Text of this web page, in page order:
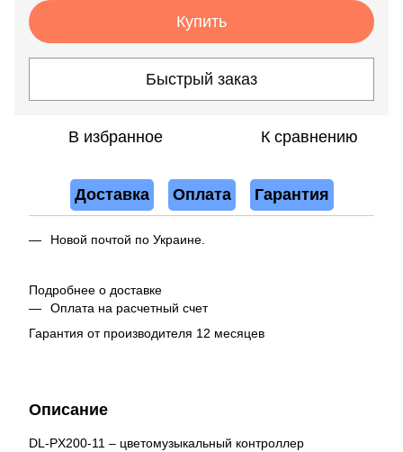
Купить
Быстрый заказ
В избранное К сравнению
Доставка Оплата Гарантия
Новой почтой по Украине.
Подробнее о доставке
Оплата на расчетный счет
Гарантия от производителя 12 месяцев
Описание
DL-PX200-11 – цветомузыкальный контроллер